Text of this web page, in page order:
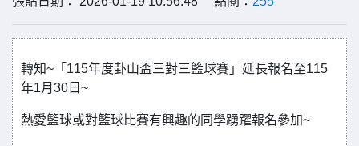
轉知~「115年度卦山盃三對三籃球賽」延長報名至115
年1月30日~
熱愛籃球或對籃球比賽有興趣的同學踴躍報名參加~